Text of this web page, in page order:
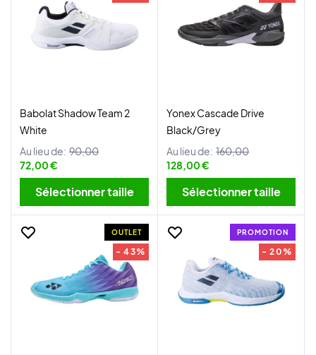
Babolat Shadow Team 2
White
Au lieu de: 90,00
72,00 €
Sélectionner taille
Yonex Cascade Drive
Black/Grey
Au lieu de: 160,00
128,00 €
Sélectionner taille
OUTLET
- 43%
PROMOTION
- 20%